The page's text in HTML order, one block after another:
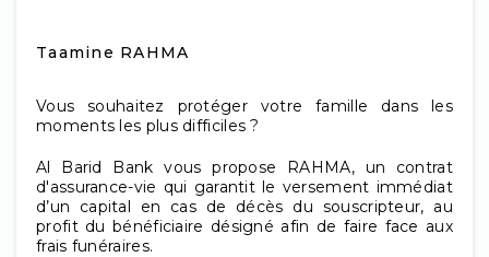
Taamine RAHMA
Vous souhaitez protéger votre famille dans les
moments les plus difficiles ?
Al Barid Bank vous propose RAHMA, un contrat
d'assurance-vie qui garantit le versement immédiat
d’un capital en cas de décès du souscripteur, au
profit du bénéficiaire désigné afin de faire face aux
frais funéraires.